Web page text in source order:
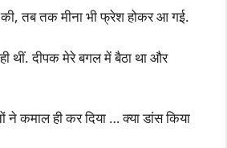
तब तक मीना भी फ्रेश होकर आ गई.
थीं. दीपक मेरे बगल में बैठा था और
कमाल ही कर दिया … क्या डांस किया